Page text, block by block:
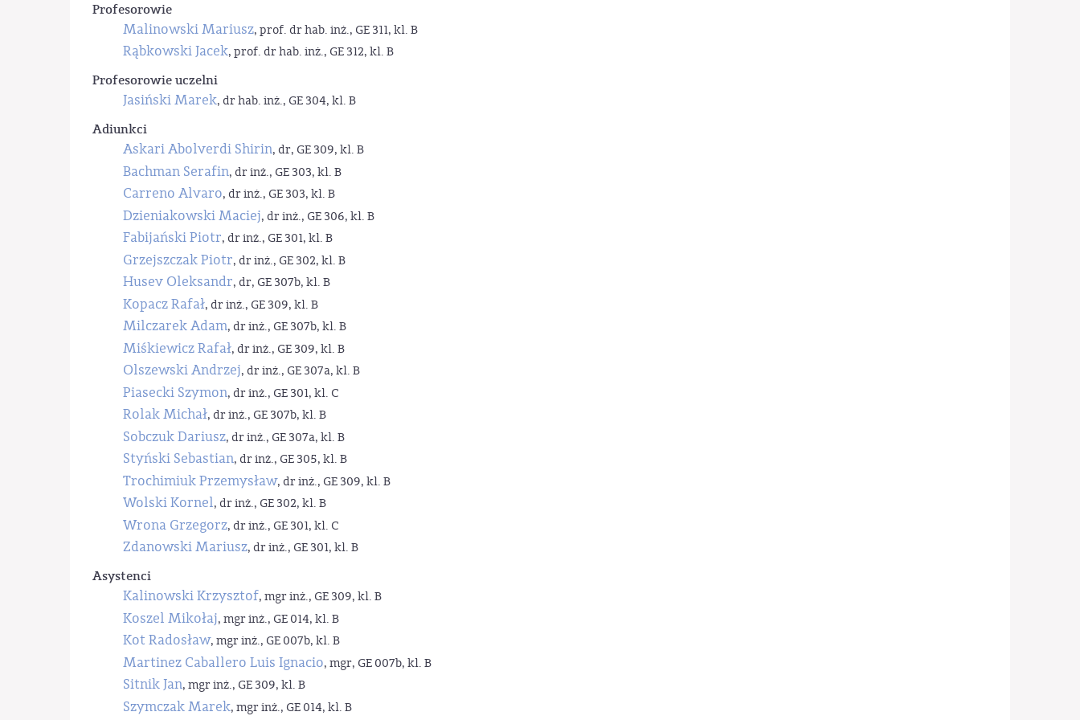
Profesorowie
Malinowski Mariusz, prof. dr hab. inż., GE 311, kl. B
Rąbkowski Jacek, prof. dr hab. inż., GE 312, kl. B
Profesorowie uczelni
Jasiński Marek, dr hab. inż., GE 304, kl. B
Adiunkci
Askari Abolverdi Shirin, dr, GE 309, kl. B
Bachman Serafin, dr inż., GE 303, kl. B
Carreno Alvaro, dr inż., GE 303, kl. B
Dzieniakowski Maciej, dr inż., GE 306, kl. B
Fabijański Piotr, dr inż., GE 301, kl. B
Grzejszczak Piotr, dr inż., GE 302, kl. B
Husev Oleksandr, dr, GE 307b, kl. B
Kopacz Rafał, dr inż., GE 309, kl. B
Milczarek Adam, dr inż., GE 307b, kl. B
Miśkiewicz Rafał, dr inż., GE 309, kl. B
Olszewski Andrzej, dr inż., GE 307a, kl. B
Piasecki Szymon, dr inż., GE 301, kl. C
Rolak Michał, dr inż., GE 307b, kl. B
Sobczuk Dariusz, dr inż., GE 307a, kl. B
Styński Sebastian, dr inż., GE 305, kl. B
Trochimiuk Przemysław, dr inż., GE 309, kl. B
Wolski Kornel, dr inż., GE 302, kl. B
Wrona Grzegorz, dr inż., GE 301, kl. C
Zdanowski Mariusz, dr inż., GE 301, kl. B
Asystenci
Kalinowski Krzysztof, mgr inż., GE 309, kl. B
Koszel Mikołaj, mgr inż., GE 014, kl. B
Kot Radosław, mgr inż., GE 007b, kl. B
Martinez Caballero Luis Ignacio, mgr, GE 007b, kl. B
Sitnik Jan, mgr inż., GE 309, kl. B
Szymczak Marek, mgr inż., GE 014, kl. B